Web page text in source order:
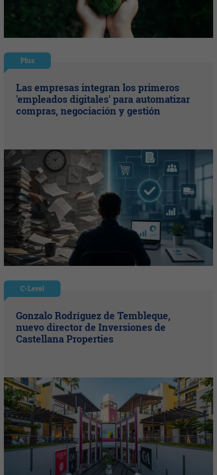
Plus
Las empresas integran los primeros
'empleados digitales' para automatizar
compras, negociación y gestión
C-Level
Gonzalo Rodríguez de Tembleque,
nuevo director de Inversiones de
Castellana Properties